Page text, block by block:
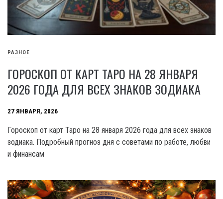
РАЗНОЕ
ГОРОСКОП ОТ КАРТ ТАРО НА 28 ЯНВАРЯ
2026 ГОДА ДЛЯ ВСЕХ ЗНАКОВ ЗОДИАКА
27 ЯНВАРЯ, 2026
Гороскоп от карт Таро на 28 января 2026 года для всех знаков
зодиака. Подробный прогноз дня с советами по работе, любви
и финансам